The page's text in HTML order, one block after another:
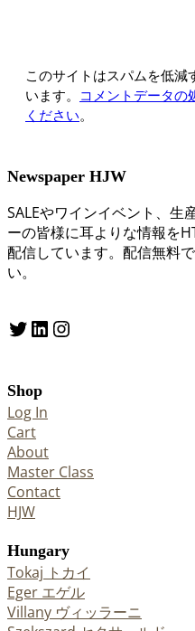
このサイトはスパムを低
います。 コメントデータの
ください。
Newspaper HJW
SALEやワインイベント、生
ーの皆様に耳よりな情報を
配信しています。配信無料
い。
Twitter LinkedIn Instagram
Shop
Log In
Cart
About
Master Class
Contact
HJW
Hungary
Tokaj トカイ
Eger エゲル
Villany ヴィッラーニ